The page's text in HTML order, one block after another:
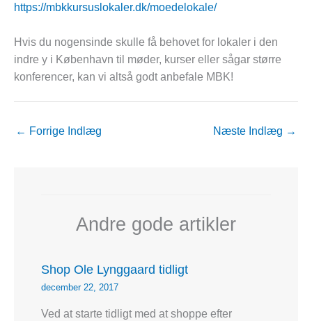
https://mbkkursuslokaler.dk/moedelokale/
Hvis du nogensinde skulle få behovet for lokaler i den
indre y i København til møder, kurser eller sågar større
konferencer, kan vi altså godt anbefale MBK!
← Forrige Indlæg Næste Indlæg →
Andre gode artikler
Shop Ole Lynggaard tidligt
december 22, 2017
Ved at starte tidligt med at shoppe efter